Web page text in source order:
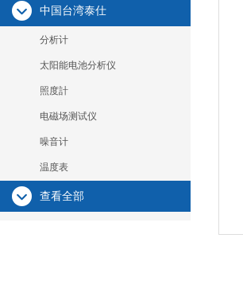
中国台湾泰仕
分析计
太阳能电池分析仪
照度計
电磁场测试仪
噪音计
温度表
查看全部